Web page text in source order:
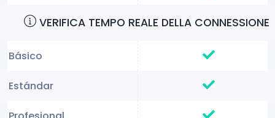
VERIFICA TEMPO REALE DELLA CONNESSIONE